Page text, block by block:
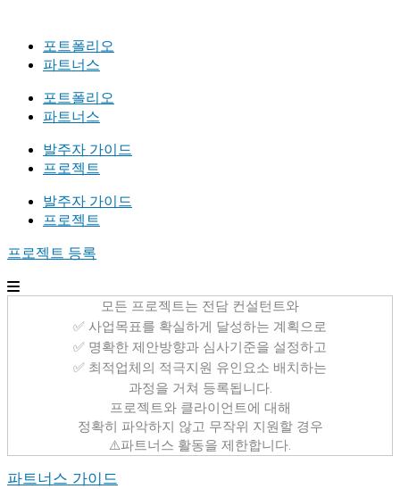
포트폴리오
파트너스
포트폴리오
파트너스
발주자 가이드
프로젝트
발주자 가이드
프로젝트
프로젝트 등록
모든 프로젝트는 전담 컨설턴트와
✅ 사업목표를 확실하게 달성하는 계획으로
✅ 명확한 제안방향과 심사기준을 설정하고
✅ 최적업체의 적극지원 유인요소 배치하는
과정을 거쳐 등록됩니다.
프로젝트와 클라이언트에 대해
정확히 파악하지 않고 무작위 지원할 경우
⚠️파트너스 활동을 제한합니다.
파트너스 가이드